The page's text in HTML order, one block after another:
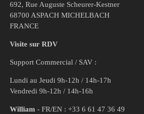
692, Rue Auguste Scheurer-Kestner
68700 ASPACH MICHELBACH
FRANCE
Visite sur RDV
Support Commercial / SAV :
Lundi au Jeudi 9h-12h / 14h-17h
Vendredi 9h-12h / 14h-16h
William - FR/EN : +33 6 61 47 36 49